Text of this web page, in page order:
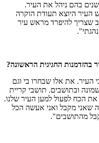
רוצה להודות לניסים מלכה על 10 השנים בהם ניהל את העיר.
העיר היוצא תעודת הוקרה
שצריך להיפרד מראש עיר
בהזדמנות החגיגית הראשונה?
העיר. את אלו שבחרו בי וגם
ובתושבים. תושבי קריית
הכח לפעול למען העיר שלנו.
שאני מקבל ואני אעשה הכל
מהתושבים".